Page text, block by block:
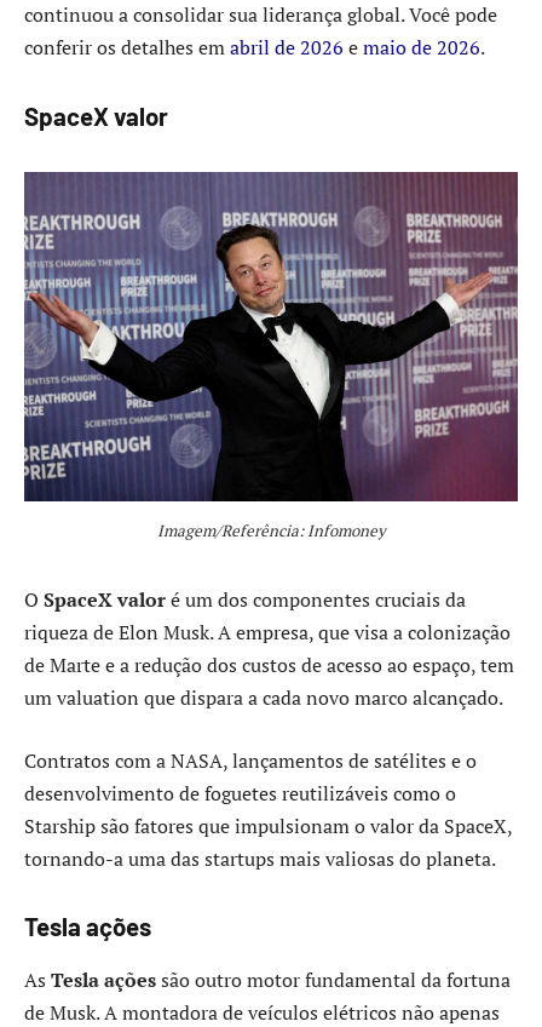
continuou a consolidar sua liderança global. Você pode
conferir os detalhes emabril de 2026 emaio de 2026.
SpaceX valor
Imagem/Referência: Infomoney
O SpaceX valoré um dos componentes cruciais da
riqueza de Elon Musk. A empresa, que visa a colonização
de Marte e a redução dos custos de acesso ao espaço, tem
um valuation que dispara a cada novo marco alcançado.
Contratos com a NASA, lançamentos de satélites e o
desenvolvimento de foguetes reutilizáveis como o
Starship são fatores que impulsionam o valor da SpaceX,
tornando-a uma das startups mais valiosas do planeta.
Tesla ações
As Tesla açõessão outro motor fundamental da fortuna
de Musk. A montadora de veículos elétricos não apenas